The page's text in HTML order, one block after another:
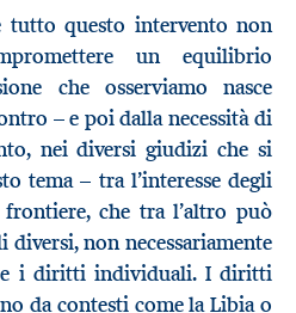
tutto questo intervento non
un equilibrio
che osserviamo nasce
– e poi dalla necessità di
nei diversi giudizi che si
tema – tra l’interesse degli
che tra l’altro può
diversi, non necessariamente
e i diritti individuali. I diritti
da contesti come la Libia o